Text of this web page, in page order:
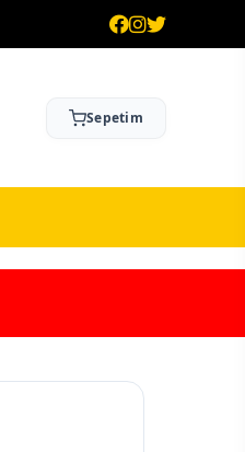
Sepetim